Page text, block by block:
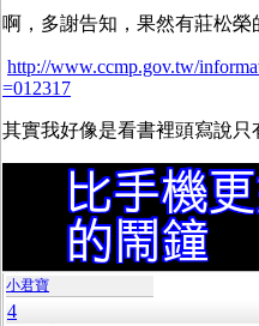
啊，多謝告知，果然有莊松榮
http://www.ccmp.gov.tw/
=012317
其實我好像是看書裡頭寫說只
小君寶
4